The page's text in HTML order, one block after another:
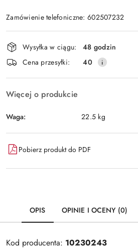
Zamówienie telefoniczne: 602507232
Wyślij
Dostępność
i
dostawa
Wysyłka w ciągu:
48 godzin
Cena przesyłki:
40
Więcej o produkcie
Waga: 22.5 kg
Pobierz produkt do PDF
OPIS OPINIE I OCENY (0)
Kod producenta: 10230243